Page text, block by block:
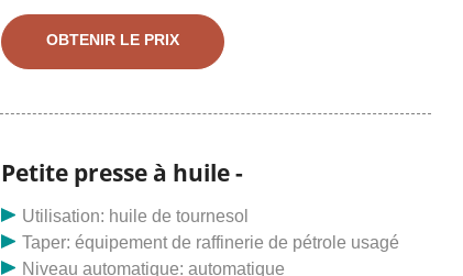
d'huile, fabricant / fournisseur de moulin à huile en
Chine, offrant des machines agricoles, une machine
vis, une machine à tampons de savon en laine d'acier,
OBTENIR LE PRIX
Petite presse à huile -
Utilisation: huile de tournesol
Taper: équipement de raffinerie de pétrole usagé
Niveau automatique: automatique